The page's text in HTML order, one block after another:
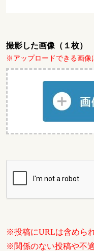
撮影した画像（１枚）
※アップロードできる画像
※投稿にURLは含めら
※関係のない投稿や不